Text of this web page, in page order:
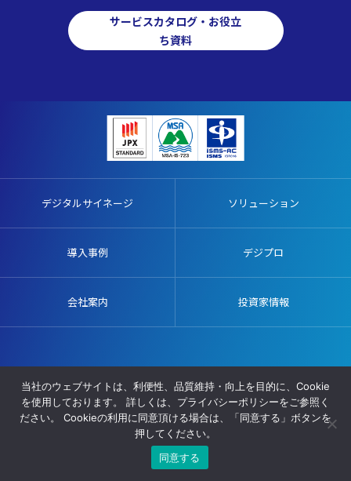
サービスカタログ・お役立
ち資料
デジタルサイネージ ソリューション
導入事例 デジプロ
会社案内 投資家情報
サイトマップ
© AVIX, Inc. All Rights Reserved.
当社のウェブサイトは、利便性、品質維持・向上を目的に、Cookie
を使用しております。 詳しくは、プライバシーポリシーをご参照く
ださい。 Cookieの利用に同意頂ける場合は、「同意する」ボタンを
押してください。
同意する